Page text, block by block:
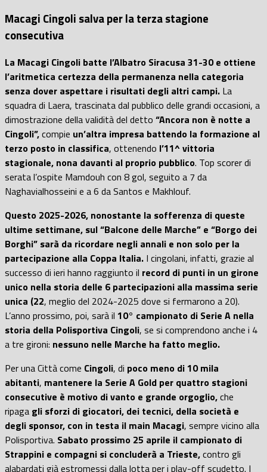
Macagi Cingoli salva per la terza stagione
consecutiva
La Macagi Cingoli batte l’Albatro Siracusa 31-30 e ottiene
l’aritmetica certezza della permanenza nella categoria
senza dover aspettare i risultati degli altri campi. La
squadra di Laera, trascinata dal pubblico delle grandi occasioni, a
dimostrazione della validità del detto “Ancora non è notte a
Cingoli”,compie un’altra impresa battendo la formazione al
terzo posto in classifica, ottenendo l’11^ vittoria
stagionale, nona davanti al proprio pubblico. Top scorer di
serata l’ospite Mamdouh con 8 gol, seguito a 7 da
Naghavialhosseini e a 6 da Santos e Makhlouf.
Questo 2025-2026, nonostante la sofferenza di queste
ultime settimane, sul “Balcone delle Marche” e “Borgo dei
Borghi” sarà da ricordare negli annali e non solo per la
partecipazione alla Coppa Italia. I cingolani, infatti, grazie al
successo di ieri hanno raggiunto il record di punti in un girone
unico nella storia delle 6 partecipazioni alla massima serie
unica (22, meglio del 2024-2025 dove si fermarono a 20).
L’anno prossimo, poi, sarà il 10° campionato di Serie A nella
storia della Polisportiva Cingoli, se si comprendono anche i 4
a tre gironi: nessuno nelle Marche ha fatto meglio.
Per una Città come Cingoli, di poco meno di 10 mila
abitanti, mantenere la Serie A Gold per quattro stagioni
consecutive è motivo di vanto e grande orgoglio,che
ripaga gli sforzi di giocatori, dei tecnici, della società e
degli sponsor, con in testa il main Macagi, sempre vicino alla
Polisportiva. Sabato prossimo 25 aprile il campionato di
Strappini e compagni si concluderà a Trieste,contro gli
alabardati già estromessi dalla lotta per i play-off scudetto. I